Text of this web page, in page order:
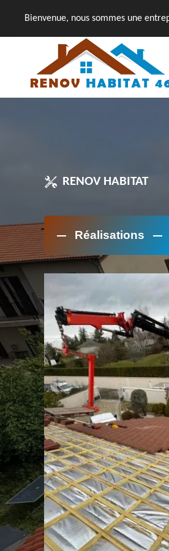
Bienvenue, nous sommes une
RENOV HABITAT
Réalisations